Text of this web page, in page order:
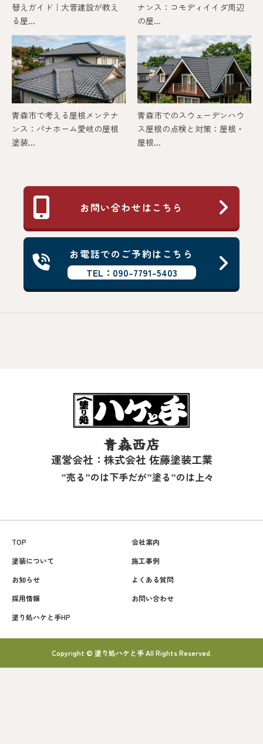
替えガイド｜大晋建設が教え
る屋...
ナンス：コモディイイダ周辺
の屋...
青森市で考える屋根メンテナ
ンス：パナホーム愛岐の屋根
塗装...
青森市でのスウェーデンハウ
ス屋根の点検と対策：屋根・
屋根...
お問い合わせはこちら
お電話でのご予約はこちら
TEL：090-7791-5403
青森西店
運営会社：株式会社 佐藤塗装工業
”売る”のは下手だが”塗る”のは上々
TOP
会社案内
塗装について
施工事例
お知らせ
よくある質問
採用情報
お問い合わせ
塗り処ハケと手HP
Copyright © 塗り処ハケと手 All Rights Reserved.